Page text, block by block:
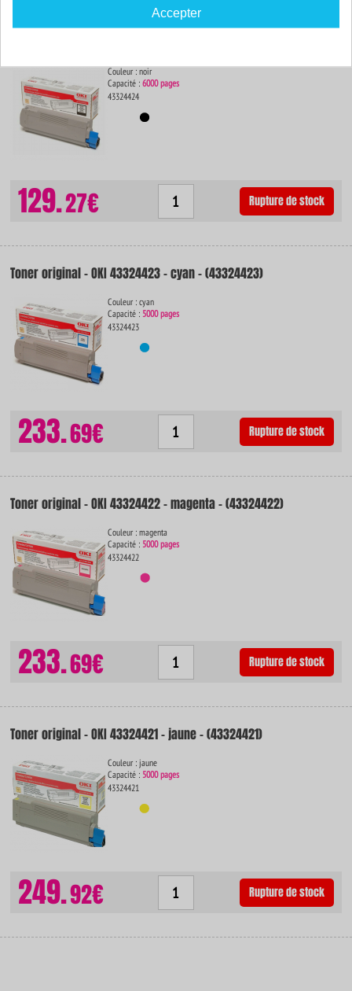
Couleur : noir
Capacité :6000 pages
43324424
129.27€ Rupture de stock
Toner original - OKI 43324423 - cyan - (43324423)
Couleur : cyan
Capacité :5000 pages
43324423
233.69€ Rupture de stock
Toner original - OKI 43324422 - magenta - (43324422)
Couleur : magenta
Capacité :5000 pages
43324422
233.69€ Rupture de stock
Toner original - OKI 43324421 - jaune - (43324421)
Couleur : jaune
Capacité :5000 pages
43324421
249.92€ Rupture de stock
Accepter